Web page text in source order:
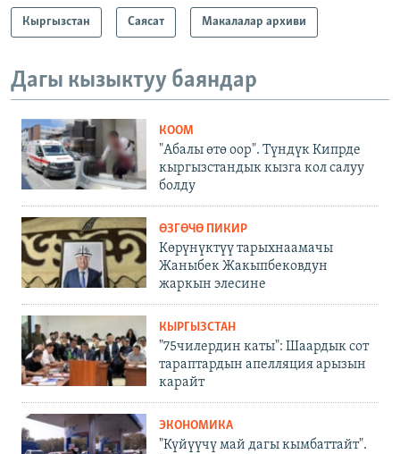
Кыргызстан Саясат Макалалар архиви
Дагы кызыктуу баяндар
КООМ
"Абалы өтө оор". Түндүк Кипрде
кыргызстандык кызга кол салуу
болду
ӨЗГӨЧӨ ПИКИР
Көрүнүктүү тарыхнаамачы
Жаныбек Жакыпбековдун
жаркын элесине
КЫРГЫЗСТАН
"75чилердин каты": Шаардык сот
тараптардын апелляция арызын
карайт
ЭКОНОМИКА
"Күйүүчү май дагы кымбаттайт".